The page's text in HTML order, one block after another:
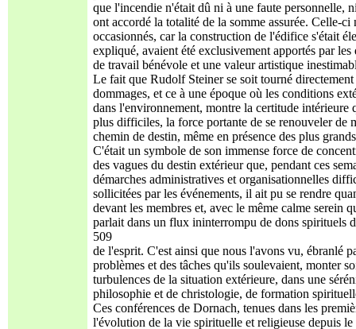
que l'incendie n'était dû ni à une faute personnelle,
ont accordé la totalité de la somme assurée. Celle-
occasionnés, car la construction de l'édifice s'était
expliqué, avaient été exclusivement apportés par
de travail bénévole et une valeur artistique
Le fait que Rudolf Steiner se soit tourné
dommages, et ce à une époque où les conditions
dans l'environnement, montre la certitude intérieure
plus difficiles, la force portante de se renouveler de
chemin de destin, même en présence des plus
C'était un symbole de son immense force de
des vagues du destin extérieur que, pendant ces
démarches administratives et organisationnelles
sollicitées par les événements, il ait pu se rendre
devant les membres et, avec le même calme serein
parlait dans un flux ininterrompu de dons spirituels
509
de l'esprit. C'est ainsi que nous l'avons vu, ébranlé
problèmes et des tâches qu'ils soulevaient, monter
turbulences de la situation extérieure, dans une
philosophie et de christologie, de formation
Ces conférences de Dornach, tenues dans les
l'évolution de la vie spirituelle et religieuse depuis